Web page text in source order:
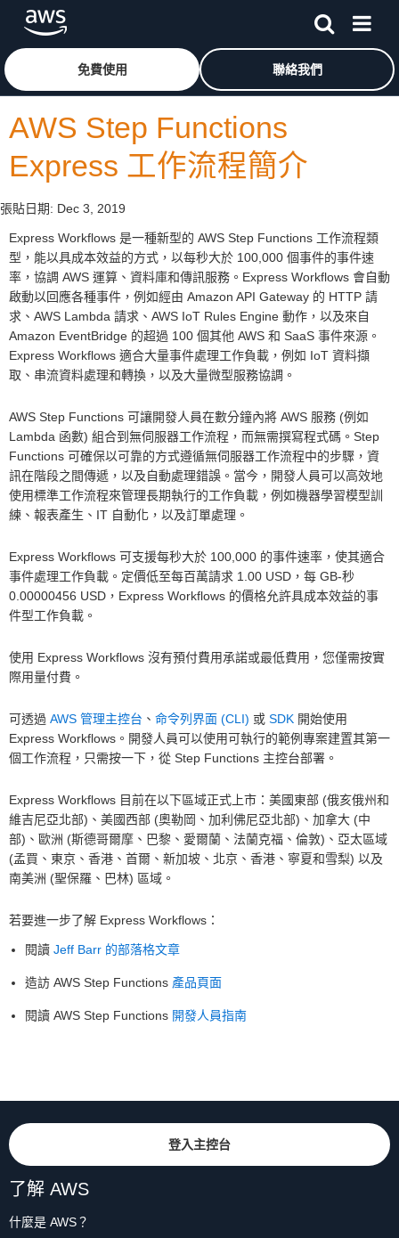
跳至主要內容按一下這裡可返回 Amazon Web Services 首頁
免費使用 聯絡我們
AWS Step Functions
Express 工作流程簡介
張貼日期: Dec 3, 2019
Express Workflows 是一種新型的 AWS Step Functions 工作流程類
型，能以具成本效益的方式，以每秒大於 100,000 個事件的事件速
率，協調 AWS 運算、資料庫和傳訊服務。Express Workflows 會自動
啟動以回應各種事件，例如經由 Amazon API Gateway 的 HTTP 請
求、AWS Lambda 請求、AWS IoT Rules Engine 動作，以及來自
Amazon EventBridge 的超過 100 個其他 AWS 和 SaaS 事件來源。
Express Workflows 適合大量事件處理工作負載，例如 IoT 資料擷
取、串流資料處理和轉換，以及大量微型服務協調。
AWS Step Functions 可讓開發人員在數分鐘內將 AWS 服務 (例如
Lambda 函數) 組合到無伺服器工作流程，而無需撰寫程式碼。Step
Functions 可確保以可靠的方式遵循無伺服器工作流程中的步驟，資
訊在階段之間傳遞，以及自動處理錯誤。當今，開發人員可以高效地
使用標準工作流程來管理長期執行的工作負載，例如機器學習模型訓
練、報表產生、IT 自動化，以及訂單處理。
Express Workflows 可支援每秒大於 100,000 的事件速率，使其適合
事件處理工作負載。定價低至每百萬請求 1.00 USD，每 GB-秒
0.00000456 USD，Express Workflows 的價格允許具成本效益的事
件型工作負載。
使用 Express Workflows 沒有預付費用承諾或最低費用，您僅需按實
際用量付費。
可透過 AWS 管理主控台 、 命令列界面 (CLI) 或 SDK 開始使用
Express Workflows。開發人員可以使用可執行的範例專案建置其第一
個工作流程，只需按一下，從 Step Functions 主控台部署。
Express Workflows 目前在以下區域正式上市：美國東部 (俄亥俄州和
維吉尼亞北部)、美國西部 (奧勒岡、加利佛尼亞北部)、加拿大 (中
部)、歐洲 (斯德哥爾摩、巴黎、愛爾蘭、法蘭克福、倫敦)、亞太區域
(孟買、東京、香港、首爾、新加坡、北京、香港、寧夏和雪梨) 以及
南美洲 (聖保羅、巴林) 區域。
若要進一步了解 Express Workflows：
閱讀 Jeff Barr 的部落格文章
造訪 AWS Step Functions 產品頁面
閱讀 AWS Step Functions 開發人員指南
登入主控台
了解 AWS
什麼是 AWS？